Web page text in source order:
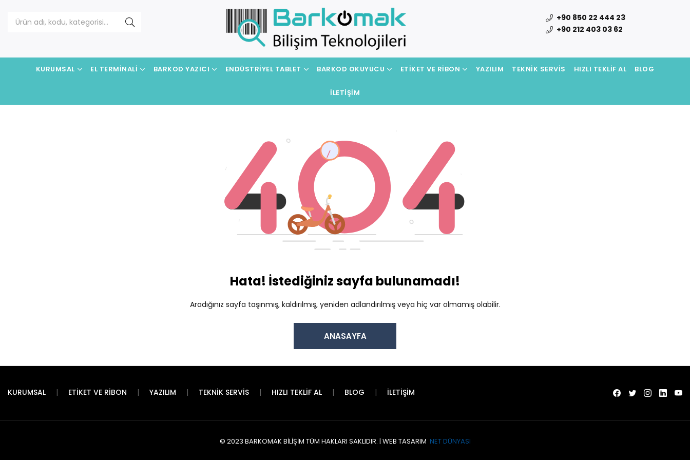
+90 850 22 444 23
+90 212 403 03 62
KURUMSAL EL TERMINALI BARKOD YAZICI ENDÜSTRIYEL TABLET BARKOD OKUYUCU ETIKET VE RIBON YAZILIM TEKNIK SERVIS HIZLI TEKLIF AL BLOG
İLETIŞIM
Hata! İstediğiniz sayfa bulunamadı!
Aradığınız sayfa taşınmış, kaldırılmış, yeniden adlandırılmış veya hiç var olmamış olabilir.
ANASAYFA
KURUMSAL ETIKET VE RIBON YAZILIM TEKNIK SERVIS HIZLI TEKLIF AL BLOG İLETIŞIM
© 2023 BARKOMAK BILIŞIM TÜM HAKLARI SAKLIDIR. | WEB TASARIM NET DÜNYASI